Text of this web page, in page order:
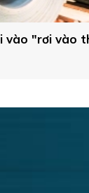
vào "rơi vào